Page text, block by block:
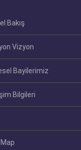
Bakış
Vizyon
Bayilerimiz
Bilgileri